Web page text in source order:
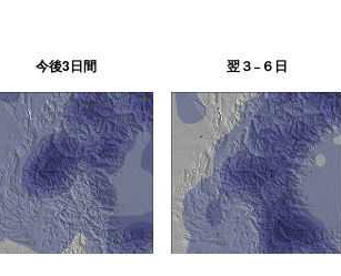
今後3日間 翌３−６日